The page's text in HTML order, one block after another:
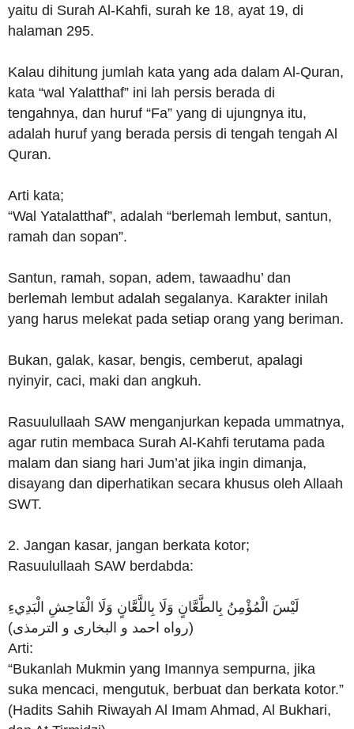
yaitu di Surah Al-Kahfi, surah ke 18, ayat 19, di
halaman 295.
Kalau dihitung jumlah kata yang ada dalam Al-Quran,
kata “wal Yalatthaf” ini lah persis berada di
tengahnya, dan huruf “Fa” yang di ujungnya itu,
adalah huruf yang berada persis di tengah tengah Al
Quran.
Arti kata;
“Wal Yatalatthaf”, adalah “berlemah lembut, santun,
ramah dan sopan”.
Santun, ramah, sopan, adem, tawaadhu’ dan
berlemah lembut adalah segalanya. Karakter inilah
yang harus melekat pada setiap orang yang beriman.
Bukan, galak, kasar, bengis, cemberut, apalagi
nyinyir, caci, maki dan angkuh.
Rasuulullaah SAW menganjurkan kepada ummatnya,
agar rutin membaca Surah Al-Kahfi terutama pada
malam dan siang hari Jum’at jika ingin dimanja,
disayang dan diperhatikan secara khusus oleh Allaah
SWT.
2. Jangan kasar, jangan berkata kotor;
Rasuulullaah SAW berdabda:
لَيْسَ الْمُؤْمِنُ بِالطَّعَّانٍ وَلَا بِاللَّعَّانٍ وَلَا الْفَاحِشِ الْبَدِيءِ
(رواه احمد و البخارى و الترمذى)
Arti:
“Bukanlah Mukmin yang Imannya sempurna, jika
suka mencaci, mengutuk, berbuat dan berkata kotor.”
(Hadits Sahih Riwayah Al Imam Ahmad, Al Bukhari,